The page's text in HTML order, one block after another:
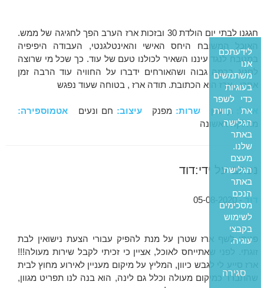
חגגנו לבתי יום הולדת 30 ובזכות ארז הערב הפך לחגיגה של ממש.
האוכל המשובח היחס האישי והאינטלגנטי, העבודה היפיפיה
במטבח לנגד עיננו השאיר לכולנו טעם של עוד. כך שכל מי שרוצה
לחגוג ברמה גבוה ושהאורחים ידברו על החוויה עוד הרבה זמן
אחרי - ארז הוא הכתובת. תודה ארז , בטוחה שעוד נפגש
אוכל: גן עדן שרות: מפנקעיצוב: חם ונעים אטמוספירה:
מחלקה ראשונה
נכתב על ידי:דוד
פניתי לשף ארז שטרן על מנת להפיק עבורי הצעת נישואין לבת
זוגתי. לפני שאתייחס לאוכל, אציין כי זכיתי לקבל שירות מעולה!!!
ארז סייע לי לגבש כיוון, המליץ על מיקום מעניין לאירוע מחוץ לבית
שהתברר כמיקום מעולה וכלל גם לינה, הוא בנה לנו תפריט מגוון,
לידעתכם
אנו
משתמשים
בעוגיות
כדי לשפר
את חווית
הגלישה
באתר
שלנו.
מעצם
הגלישה
באתר
הנכם
מסכימים
לשימוש
בקבצי
עוגיה.
סגירה